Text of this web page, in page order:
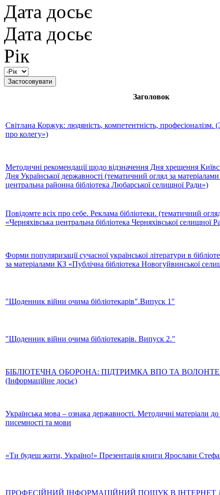
Дата досьє
Дата досьє
Рік
Заголовок
Світлана Коржук: людяність, компетентність, професіоналізм.
про колегу»)
Методичні рекомендації щодо відзначення Дня хрещення
Дня Української державності (тематичний огляд за
центральна районна бібліотека Любарської селищної Ради»)
Повідомте всіх про себе. Реклама бібліотеки. (тематичний
«Черняхівська центральна бібліотека Черняхівської селищної
Форми популяризації сучасної української літератури в
за матеріалами КЗ «Публічна бібліотека Новогуйвинської
"Щоденник війни очима бібліотекарів".Випуск 1"
"Щоденник війни очима бібліотекарів. Випуск 2."
БІБЛІОТЕЧНА ОБОРОНА: ПІДТРИМКА ВПО ТА
(Інформаційне досьє)
Українська мова – ознака державності. Методичні матеріали до
писемності та мови
«Ти будеш жити, Україно!» Презентація книги Ярослави
ПРОФЕСІЙНИЙ ІНФОРМАЦІЙНИЙ ПОШУК В ІНТЕРНЕТ